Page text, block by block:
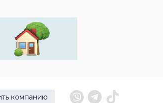
компанию